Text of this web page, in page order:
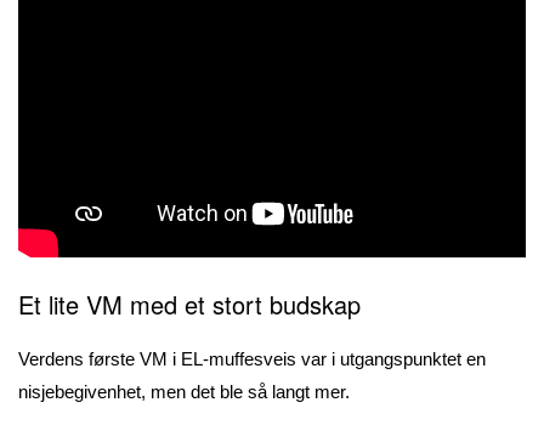
Et lite VM med et stort budskap
Verdens første VM i EL-muffesveis var i utgangspunktet en
nisjebegivenhet, men det ble så langt mer.